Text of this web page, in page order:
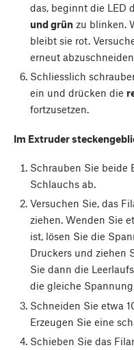
das, beginnt die LED
und grünzu blinken.
bleibt sie rot.
erneut
Schliesslich
ein und drücken die
fortzusetzen.
Im Extruder
Schrauben Sie beide
Schlauchs ab.
Versuchen Sie, das
ziehen. Wenden Sie
ist, lösen Sie die
Druckers und ziehen
Sie dann die
die gleiche
Schneiden Sie etwa
Erzeugen Sie eine
Schieben Sie das